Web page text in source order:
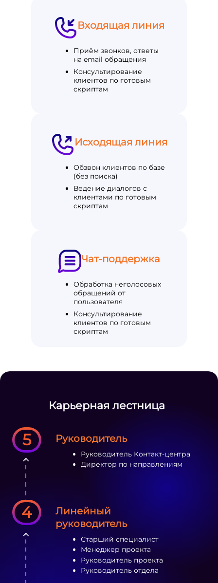
Входящая линия
Приём звонков, ответы
на email обращения
Консультирование
клиентов по готовым
скриптам
Исходящая линия
Обзвон клиентов по базе
(без поиска)
Ведение диалогов с
клиентами по готовым
скриптам
Чат-поддержка
Обработка неголосовых
обращений от
пользователя
Консультирование
клиентов по готовым
скриптам
Карьерная лестница
4
5
Линейный
руководитель
Старший специалист
Менеджер проекта
Руководитель проекта
Руководитель отдела
Руководитель
Руководитель Контакт-центра
Директор по направлениям